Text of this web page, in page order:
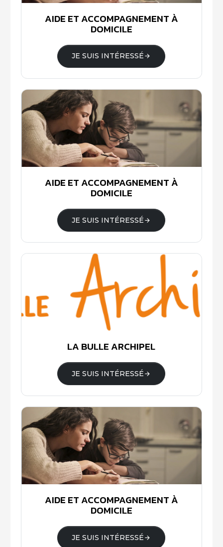
AIDE ET ACCOMPAGNEMENT À
DOMICILE
JE SUIS INTÉRESSÉ
AIDE ET ACCOMPAGNEMENT À
DOMICILE
JE SUIS INTÉRESSÉ
LA BULLE ARCHIPEL
JE SUIS INTÉRESSÉ
AIDE ET ACCOMPAGNEMENT À
DOMICILE
JE SUIS INTÉRESSÉ